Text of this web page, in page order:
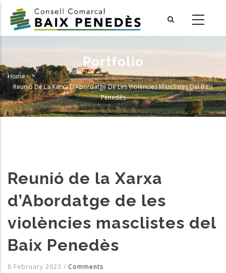
main
Portfolio
Breadcrumb
Home-
Reunió De La Xarxa D’Abordatge De Les Violències Masclistes Del Baix
Penedès
Reunió de la Xarxa
d’Abordatge de les
violències masclistes del
Baix Penedès
8 February 2023 / Comments